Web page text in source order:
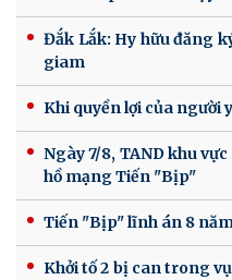
Đắk Lắk: Hy hữu đăng
giam
Khi quyền lợi của người
Ngày 7/8, TAND khu
hồ mạng Tiến "Bịp"
Tiến "Bịp" lĩnh án 8
Khởi tố 2 bị can trong